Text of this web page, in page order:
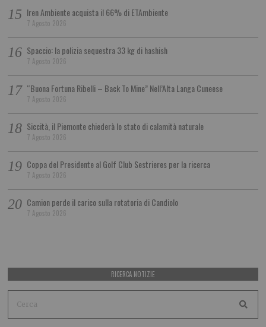
Iren Ambiente acquista il 66% di ETAmbiente
7 Agosto 2026
Spaccio: la polizia sequestra 33 kg di hashish
7 Agosto 2026
“Buona Fortuna Ribelli – Back To Mine” Nell’Alta Langa Cuneese
7 Agosto 2026
Siccità, il Piemonte chiederà lo stato di calamità naturale
7 Agosto 2026
Coppa del Presidente al Golf Club Sestrieres per la ricerca
7 Agosto 2026
Camion perde il carico sulla rotatoria di Candiolo
7 Agosto 2026
RICERCA NOTIZIE